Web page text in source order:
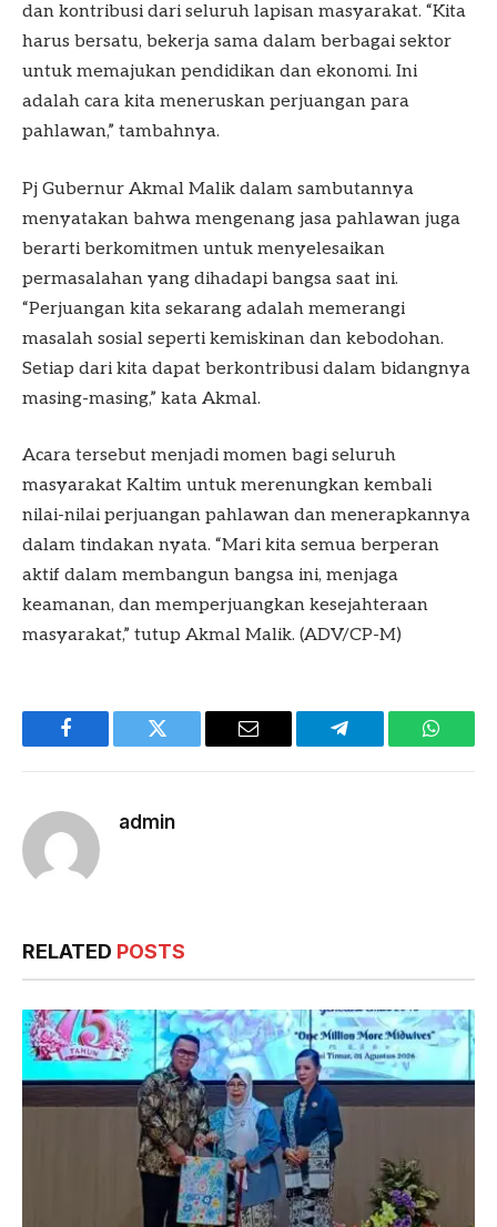
dan kontribusi dari seluruh lapisan masyarakat. “Kita
harus bersatu, bekerja sama dalam berbagai sektor
untuk memajukan pendidikan dan ekonomi. Ini
adalah cara kita meneruskan perjuangan para
pahlawan,” tambahnya.
Pj Gubernur Akmal Malik dalam sambutannya
menyatakan bahwa mengenang jasa pahlawan juga
berarti berkomitmen untuk menyelesaikan
permasalahan yang dihadapi bangsa saat ini.
“Perjuangan kita sekarang adalah memerangi
masalah sosial seperti kemiskinan dan kebodohan.
Setiap dari kita dapat berkontribusi dalam bidangnya
masing-masing,” kata Akmal.
Acara tersebut menjadi momen bagi seluruh
masyarakat Kaltim untuk merenungkan kembali
nilai-nilai perjuangan pahlawan dan menerapkannya
dalam tindakan nyata. “Mari kita semua berperan
aktif dalam membangun bangsa ini, menjaga
keamanan, dan memperjuangkan kesejahteraan
masyarakat,” tutup Akmal Malik. (ADV/CP-M)
Facebook Twitter Email Telegram
admin
RELATED POSTS